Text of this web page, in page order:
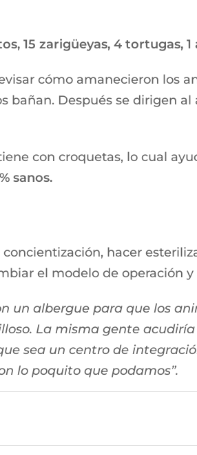
15 zarigüeyas, 4 tortugas,
cómo amanecieron los
bañan. Después se dirigen
con croquetas, lo cual
sanos.
hacer
el modelo de operación
un albergue para que los
La misma gente
sea un centro de
lo poquito que podamos”.